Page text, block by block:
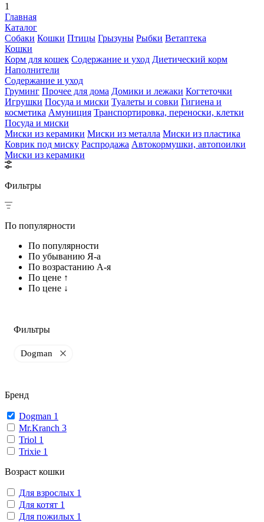
1
Главная
Каталог
Собаки Кошки Птицы Грызуны Рыбки Ветаптека
Кошки
Корм для кошек Содержание и уход Диетический корм
Наполнители
Содержание и уход
Груминг Прочее для дома Домики и лежаки Когтеточки
Игрушки Посуда и миски Туалеты и совки Гигиена и
косметика Амуниция Транспортировка, переноски, клетки
Посуда и миски
Миски из керамики Миски из металла Миски из пластика
Коврик под миску Распродажа Автокормушки, автопоилки
Миски из керамики
Фильтры
По популярности
По популярности
По убыванию Я-а
По возрастанию А-я
По цене ↑
По цене ↓
Фильтры
Dogman
Бренд
Dogman 1
Mr.Kranch 3
Triol 1
Trixie 1
Возраст кошки
Для взрослых 1
Для котят 1
Для пожилых 1